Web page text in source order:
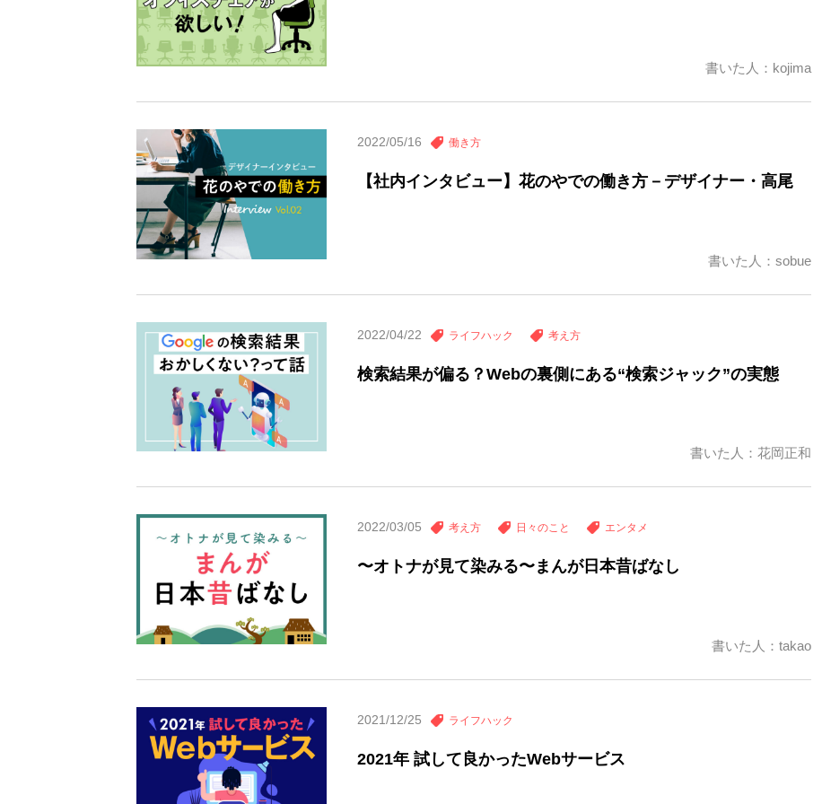
書いた人：kojima
2022/05/16 働き方
【社内インタビュー】花のやでの働き方－デザイナー・高尾
書いた人：sobue
2022/04/22 ライフハック 考え方
検索結果が偏る？Webの裏側にある“検索ジャック”の実態
書いた人：花岡正和
2022/03/05 考え方 日々のこと エンタメ
〜オトナが見て染みる〜まんが日本昔ばなし
書いた人：takao
2021/12/25 ライフハック
2021年 試して良かったWebサービス